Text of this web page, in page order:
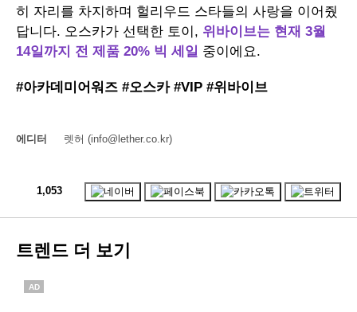
히 자리를 차지하며 헐리우드 스타들의 사랑을 이어줬
답니다. 오스카가 선택한 토이, 위바이브는 현재 3월
14일까지 전 제품 20% 빅 세일 중이에요.
#아카데미어워즈 #오스카 #VIP #위바이브
1,053
에디터 렛허 (info@lether.co.kr)
트렌드 더 보기
AD